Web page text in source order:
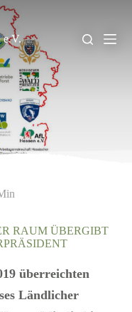
e.V.
RAUM ÜBERGIBT
überreichten
Ländlicher